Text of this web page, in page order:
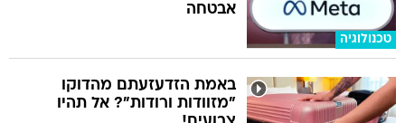
טכנולוגיה
אבטחה
באמת הזדעזעתם מהדוקו
"מזוודות ורודות"? אל תהיו